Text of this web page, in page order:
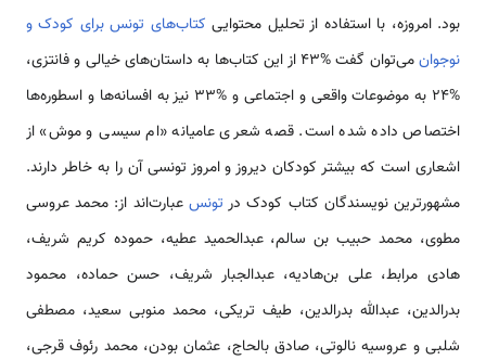
بود. امروزه، با استفاده از تحلیل محتوایی کتاب‌های تونس برای کودک و
نوجوان
می‌توان گفت %۴۳ از این کتاب‌ها به داستان‌های خیالی و فانتزی،
%۲۴ به موضوعات واقعی و اجتماعی و %۳۳ نیز به افسانه‌ها و اسطوره‌ها
اختصاص داده شده است. قصه شعری عامیانه «ام سیسی و موش» از
اشعاری است که بیشتر کودکان دیروز و امروز تونسی آن را به خاطر دارند.
مشهورترین نویسندگان کتاب کودک در تونس عبارت‌اند از: محمد عروسی
مطوی، محمد حبیب بن سالم، عبدالحمید عطیه، حموده کریم شریف،
هادی مرابط، علی بن‌هادیه، عبدالجبار شریف، حسن حماده، محمود
بدرالدین، عبدالله بدرالدین، طیف تریکی، محمد منوبی سعید، مصطفی
شلبی و عروسیه نالوتی، صادق بالحاج، عثمان بودن، محمد رئوف قرجی،